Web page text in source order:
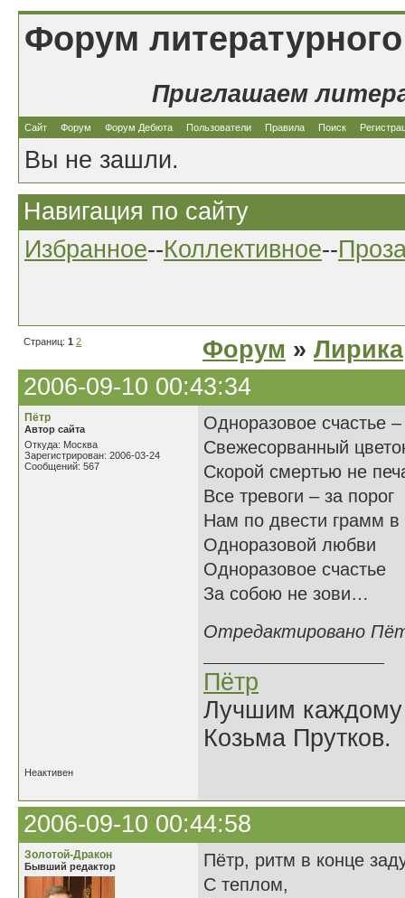
Форум
Приглашаем
Сайт Форум Форум Дебюта Пользователи Правила Поиск
Вы не зашли.
Навигация по сайту
Избранное--Коллективное--
Страниц: 1 2 Форум » Лирика
2006-09-10 00:43:34
Пётр
Автор сайта
Откуда: Москва
Зарегистрирован: 2006-03-24
Сообщений: 567
Одноразовое счастье –
Свежесорванный
Скорой смертью не
Все тревоги – за порог
Нам по двести грамм в
Одноразовой любви
Одноразовое счастье
За собою не зови…
Отредактировано
Пётр
Лучшим каждому
Козьма Прутков.
Неактивен
2006-09-10 00:44:58
Золотой-Дракон
Бывший редактор
Пётр, ритм в конце
С теплом,